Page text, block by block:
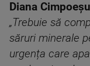
Diana
„Trebuie să
săruri minerale
urgența care